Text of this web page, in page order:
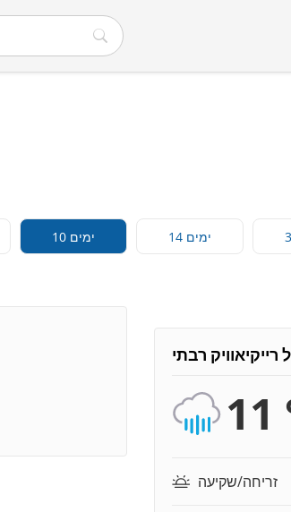
10 ימים 14 ימים
רייקיאוויק רבתי
11
זריחה/שקיעה